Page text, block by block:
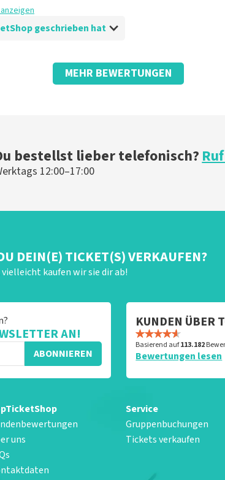
geschrieben hat
MEHR BEWERTUNGEN
bestellst lieber telefonisch?
12:00–17:00
DEIN(E) TICKET(S) VERKAUFEN?
vielleicht kaufen wir sie dir ab!
AN!
ABONNIEREN
KUNDEN ÜBER
Basierend auf113.182
Bewertungen lesen
uns
Service
Gruppenbuchungen
Tickets verkaufen